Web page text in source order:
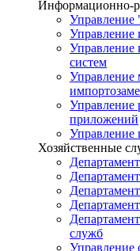
Информационно-
Управление
Управление
систем
Управление
Управление
приложений
Управление
Хозяйственные
служб
Управление